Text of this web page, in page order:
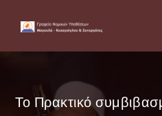
Το Πρακτικό